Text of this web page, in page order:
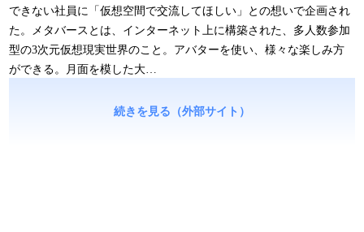
できない社員に「仮想空間で交流してほしい」との想いで企画され
た。メタバースとは、インターネット上に構築された、多人数参加
型の3次元仮想現実世界のこと。アバターを使い、様々な楽しみ方
ができる。月面を模した大…
続きを見る（外部サイト）